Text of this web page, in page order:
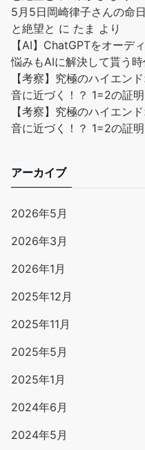
5月5日岡崎律子さんの命
と絶望と に たま より
【AI】ChatGPTをオーデ
悩みもAIに解決して貰う時
【考察】究極のハイエン
音に近づく！？ 1=2の証
【考察】究極のハイエン
音に近づく！？ 1=2の証
アーカイブ
2026年5月
2026年3月
2026年1月
2025年12月
2025年11月
2025年5月
2025年1月
2024年6月
2024年5月